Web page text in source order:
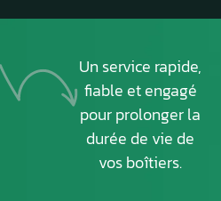
Un service rapide,
fiable et engagé
pour prolonger la
durée de vie de
vos boîtiers.